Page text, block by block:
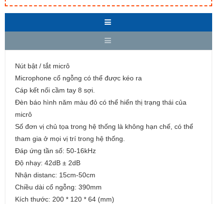
Nút bật / tắt micrô
Microphone cổ ngỗng có thể được kéo ra
Cáp kết nối cầm tay 8 sợi.
Đèn báo hình năm màu đỏ có thể hiển thị trạng thái của
micrô
Số đơn vị chủ tọa trong hệ thống là không hạn chế, có thể
tham gia ở mọi vị trí trong hệ thống.
Đáp ứng tần số: 50-16kHz
Độ nhạy: 42dB ± 2dB
Nhận distanc: 15cm-50cm
Chiều dài cổ ngỗng: 390mm
Kích thước: 200 * 120 * 64 (mm)